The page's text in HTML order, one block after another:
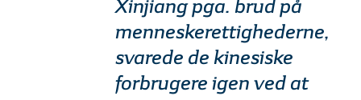
Xinjiang pga. brud på
menneskerettighederne,
svarede de kinesiske
forbrugere igen ved at